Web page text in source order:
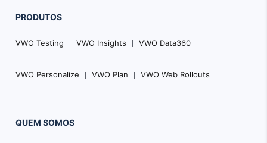
PRODUTOS
VWO Testing VWO Insights VWO Data360
VWO Personalize VWO Plan VWO Web Rollouts
QUEM SOMOS